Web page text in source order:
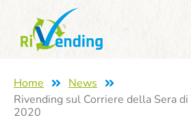
Home
News
Rivending sul Corriere della Sera
2020